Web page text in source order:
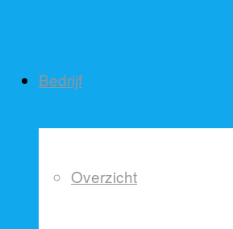
Bedrijf
Overzicht